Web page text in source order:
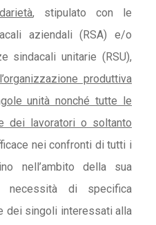
, stipulato con le
aziendali (RSA) e/o
sindacali unitarie (RSU),
produttiva
unità nonché tutte le
dei lavoratori o soltanto
nei confronti di tutti i
nell’ambito della sua
necessità di specifica
dei singoli interessati alla